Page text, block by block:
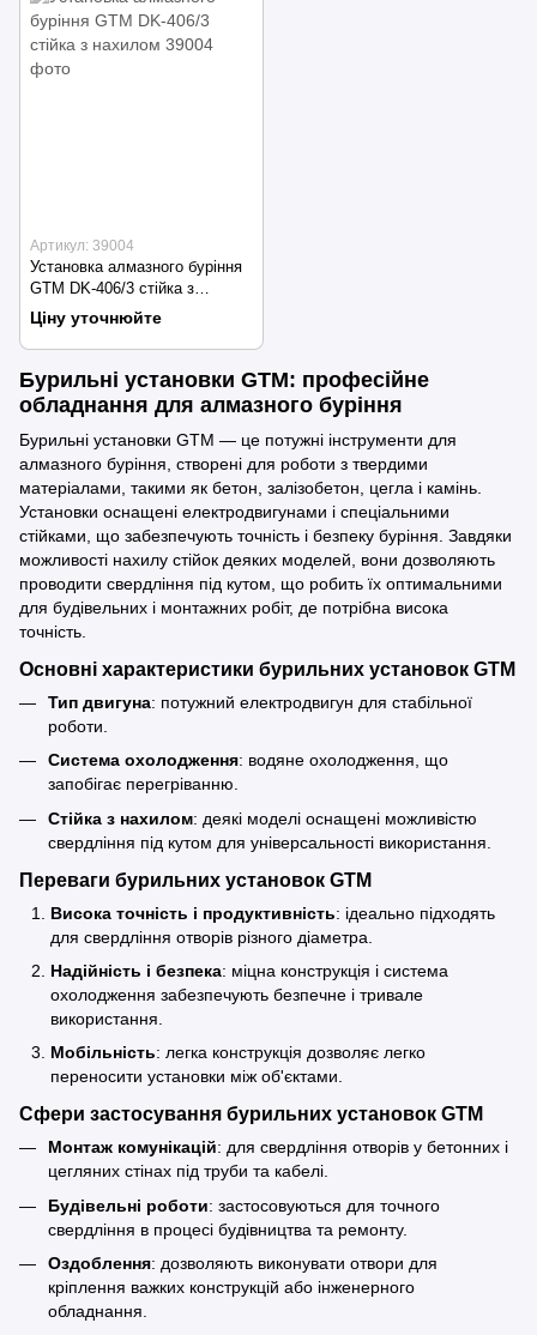
Артикул: 39004
Установка алмазного буріння
GTM DK-406/3 стійка з
нахилом
Ціну уточнюйте
Бурильні установки GTM: професійне
обладнання для алмазного буріння
Бурильні установки GTM — це потужні інструменти для
алмазного буріння, створені для роботи з твердими
матеріалами, такими як бетон, залізобетон, цегла і камінь.
Установки оснащені електродвигунами і спеціальними
стійками, що забезпечують точність і безпеку буріння. Завдяки
можливості нахилу стійок деяких моделей, вони дозволяють
проводити свердління під кутом, що робить їх оптимальними
для будівельних і монтажних робіт, де потрібна висока
точність.
Основні характеристики бурильних установок GTM
Тип двигуна: потужний електродвигун для стабільної
роботи.
Система охолодження: водяне охолодження, що
запобігає перегріванню.
Стійка з нахилом: деякі моделі оснащені можливістю
свердління під кутом для універсальності використання.
Переваги бурильних установок GTM
Висока точність і продуктивність: ідеально підходять
для свердління отворів різного діаметра.
Надійність і безпека: міцна конструкція і система
охолодження забезпечують безпечне і тривале
використання.
Мобільність: легка конструкція дозволяє легко
переносити установки між об'єктами.
Сфери застосування бурильних установок GTM
Монтаж комунікацій: для свердління отворів у бетонних і
цегляних стінах під труби та кабелі.
Будівельні роботи: застосовуються для точного
свердління в процесі будівництва та ремонту.
Оздоблення: дозволяють виконувати отвори для
кріплення важких конструкцій або інженерного
обладнання.